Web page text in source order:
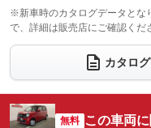
：装備なし
ウォークスルー
：装備なし
電動リアゲート
：装備なし
サイドカメラ
：装備なし
※新車時のカタログデータとな
で、詳細は販売店にご確認くだ
カタロ
無料 この車両